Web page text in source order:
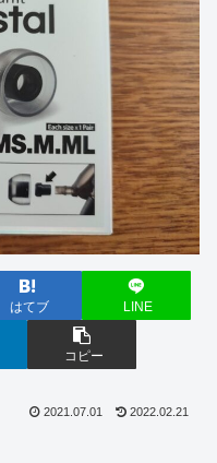
はてブ LINE
コピー
2021.07.01 2022.02.21